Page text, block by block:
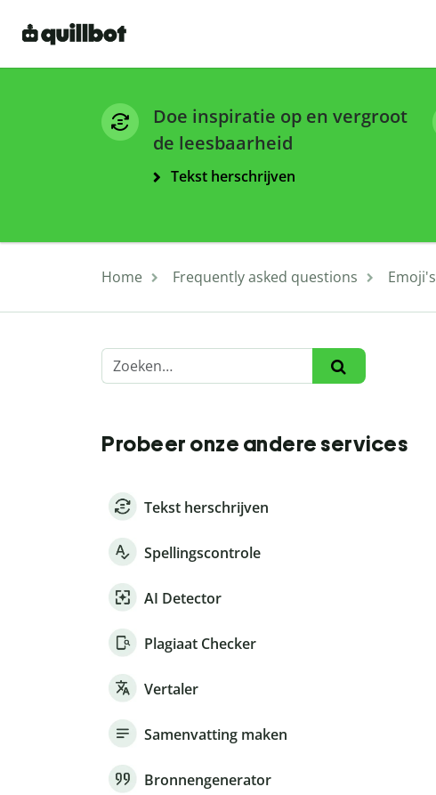
Doe inspiratie op en vergroot
de leesbaarheid
Tekst herschrijven
Home Frequently asked questions Emoji's
Probeer onze andere services
Tekst herschrijven
Spellingscontrole
AI Detector
Plagiaat Checker
Vertaler
Samenvatting maken
Bronnengenerator